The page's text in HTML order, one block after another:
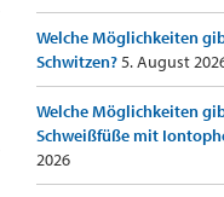
Welche Möglichkeiten
Schwitzen?5. August
Welche Möglichkeiten
Schweißfüße mit
2026